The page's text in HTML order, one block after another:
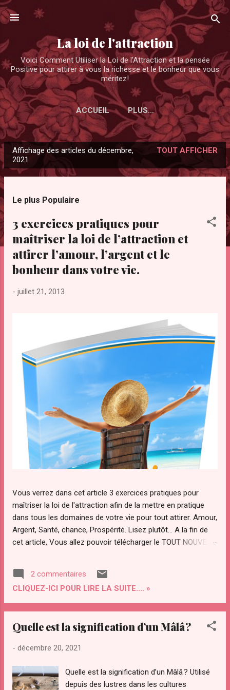
Accéder au contenu principal
La loi de l'attraction
Voici Comment Utiliser la Loi de l'Attraction et la pensée
Positive pour attirer à vous la richesse et le bonheur que vous
méritez!
ACCUEIL PLUS…
r
Affichage des articles du décembre,
2021
TOUT AFFICHER
Le plus Populaire
3 exercices pratiques pour
maîtriser la loi de l’attraction et
attirer l’amour, l’argent et le
bonheur dans votre vie.
- juillet 21, 2013
Vous verrez dans cet article 3 exercices pratiques pour
maîtriser la loi de l'attraction afin de la mettre en pratique
dans tous les domaines de votre vie pour tout attirer. Amour,
Argent, Santé, chance, Prospérité. Lisez plutôt... A la fin de
cet article, Vous allez pouvoir télécharger le TOUT NOUVEAU
pouvoir d'attraction afin d'attirer Instantanément TOUT ce
que Vous diésiez dans votre vie. Qu’est ce que "le secret"
de la loi de l’attraction et pourquoi ce regain d’intérêt pour
cette loi ? La loi de l’attraction a de plus en plus d’adeptes.
transmis par les sages à travers les âges. Le secret a été
éclairées pour maîtriser les lois et le fonctionnement de
l’univers. On l’a ardemment convoité, volé même. Il a été
compris par certains savants dont Gali...
2 commentaires
CLIQUEZ-ICI POUR LIRE LA SUITE.... »
Quelle est la signification d’un Mâlâ ?
- décembre 20, 2021
Quelle est la signification d’un Mâlâ ? Utilisé
depuis des lustres dans les cultures